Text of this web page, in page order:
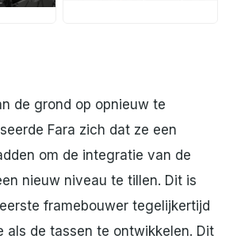
de grond op opnieuw te
Fara zich dat ze een
om de integratie van de
nieuw niveau te tillen. Dit is
framebouwer tegelijkertijd
als de tassen te ontwikkelen. Dit